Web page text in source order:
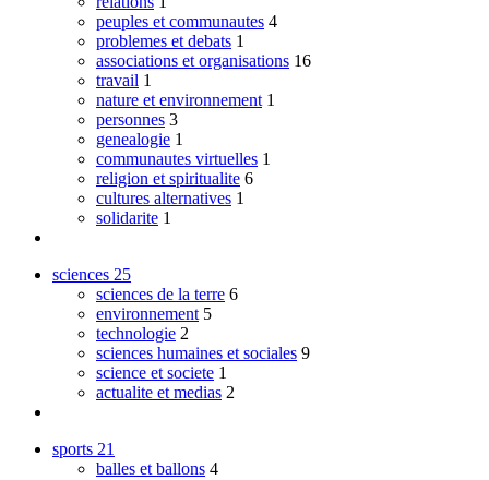
peuples et communautes 4
problemes et debats 1
associations et organisations 16
travail 1
nature et environnement 1
personnes 3
genealogie 1
communautes virtuelles 1
religion et spiritualite 6
cultures alternatives 1
solidarite 1
sciences 25
sciences de la terre 6
environnement 5
technologie 2
sciences humaines et sociales 9
science et societe 1
actualite et medias 2
sports 21
balles et ballons 4